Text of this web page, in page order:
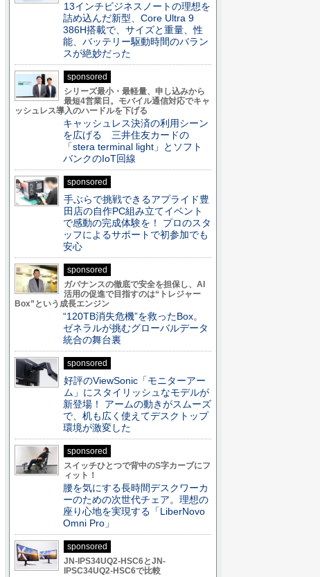
13インチビジネスノートの理想を
詰め込んだ新型、Core Ultra 9
386H搭載で、サイズと重量、性
能、バッテリー駆動時間のバラン
スが絶妙だった
sponsored
シリーズ最小・最軽量、申し込みから
最短4営業日。モバイル通信対応でキャ
ッシュレス導入のハードルを下げる
キャッシュレス決済の利用シーン
を広げる 三井住友カードの
「stera terminal light」とソフト
バンクのIoT回線
sponsored
手ぶらで挑戦できるアプライド豊
田店の自作PC組み立てイベント
で感動の完成体験を！ プロのスタ
ッフによるサポートで初参加でも
安心
sponsored
ガバナンスの徹底で安全を担保し、AI
活用の促進で目指すのは“トレジャー
Box”という成長エンジン
“120TB消失危機”を救ったBox。
ゼネラルが挑むグローバルデータ
統合の舞台裏
sponsored
好評のViewSonic「モニターアー
ム」にスタイリッシュなモデルが
新登場！ アームの動きがスムーズ
で、机も広く使えてデスクトップ
環境が激変した
sponsored
スイッチひとつで背中のS字カーブにフ
ィット！
腰を気にする長時間デスクワーカ
ーのための次世代チェア。理想の
座り心地を実現する「LiberNovo
Omni Pro」
sponsored
JN-IPS34UQ2-HSC6とJN-
IPSC34UQ2-HSC6で比較